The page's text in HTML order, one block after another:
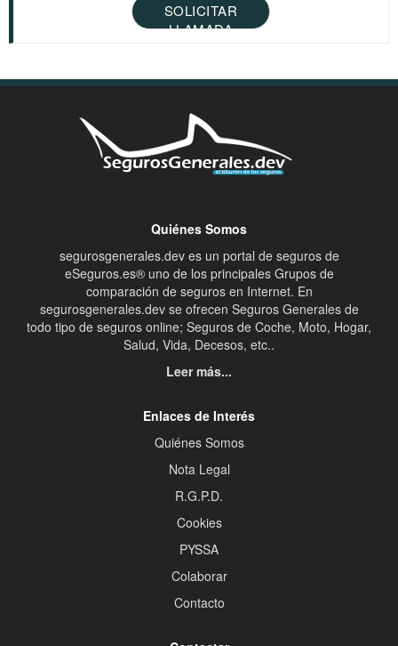
SOLICITAR
LLAMADA
Quiénes Somos
segurosgenerales.dev es un portal de seguros de
eSeguros.es® uno de los principales Grupos de
comparación de seguros en Internet. En
segurosgenerales.dev se ofrecen Seguros Generales de
todo tipo de seguros online; Seguros de Coche, Moto, Hogar,
Salud, Vida, Decesos, etc..
Leer más...
Enlaces de Interés
Quiénes Somos
Nota Legal
R.G.P.D.
Cookies
PYSSA
Colaborar
Contacto